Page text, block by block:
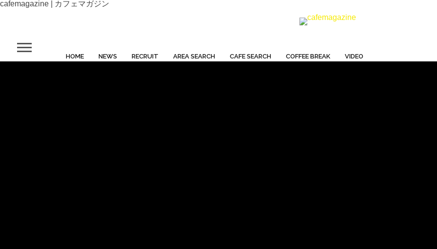
cafemagazine | カフェマガジン
HOME NEWS RECRUIT AREA SEARCH CAFE SEARCH COFFEE BREAK VIDEO
OLD KISSA
COFFEE